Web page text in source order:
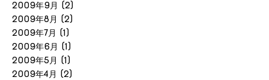
2009年9月 (2)
2009年8月 (2)
2009年7月 (1)
2009年6月 (1)
2009年5月 (1)
2009年4月 (2)